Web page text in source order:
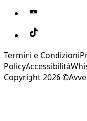
Termini e Condizioni
PolicyAccessibilità
Copyright 2026